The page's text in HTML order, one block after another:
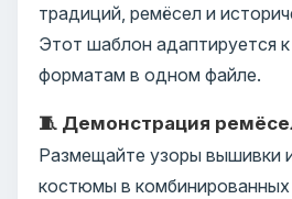
традиций, ремёсел и
Этот шаблон адаптируется
форматам в одном файле.
🧵 Демонстрация
Размещайте узоры вышивки
костюмы в